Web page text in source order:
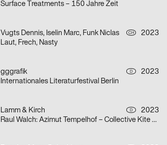
Surface Treatments – 150 Jahre Zeit
Vugts Dennis, Iselin Marc, Funk Niclas CH
2023
Laut, Frech, Nasty
gggrafik D
2023
Internationales Literaturfestival Berlin
Lamm & Kirch D
2023
Raul Walch: Azimut Tempelhof – Collective Kite Flying